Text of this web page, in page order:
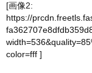
[画像2:
https://
color=fff ]